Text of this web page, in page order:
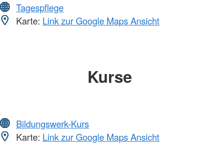
Tagespflege
Karte: Link zur Google Maps Ansicht
Kurse
Bildungswerk-Kurs
Karte: Link zur Google Maps Ansicht